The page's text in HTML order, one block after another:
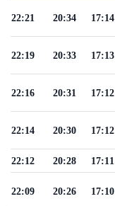
17:14
20:34
22:21
17:13
20:33
22:19
17:12
20:31
22:16
17:12
20:30
22:14
17:11
20:28
22:12
17:10
20:26
22:09